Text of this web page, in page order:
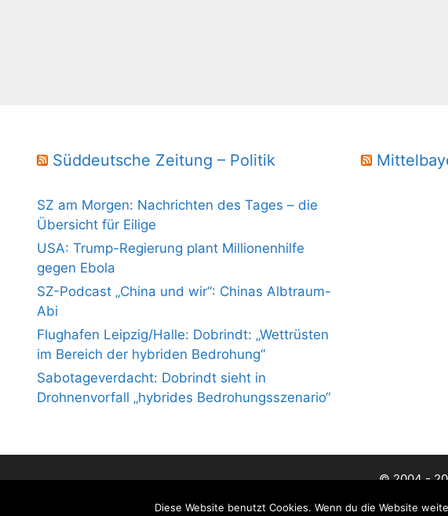
Süddeutsche Zeitung – Politik
SZ am Morgen: Nachrichten des Tages – die
Übersicht für Eilige
USA: Trump-Regierung plant Millionenhilfe
gegen Ebola
SZ-Podcast „China und wir“: Chinas Albtraum-
Abi
Flughafen Leipzig/Halle: Dobrindt: „Wettrüsten
im Bereich der hybriden Bedrohung“
Sabotageverdacht: Dobrindt sieht in
Drohnenvorfall „hybrides Bedrohungsszenario“
© 2004 -
Diese Website benutzt Cookies. Wenn du die Website